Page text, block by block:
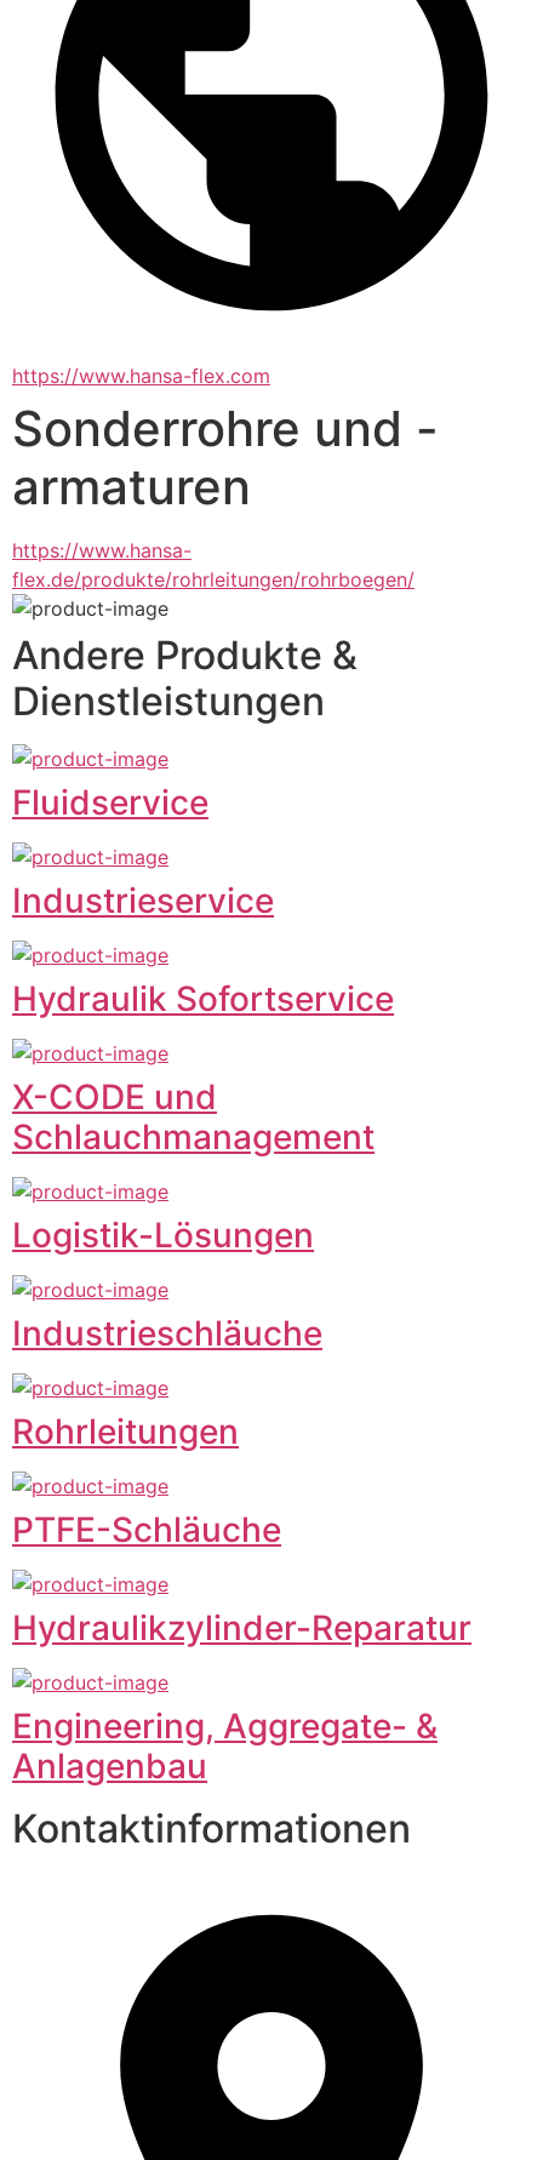
https://www.hansa-flex.com
Sonderrohre und -
armaturen
https://www.hansa-
flex.de/produkte/rohrleitungen/rohrboegen/
Andere Produkte &
Dienstleistungen
Fluidservice
Industrieservice
Hydraulik Sofortservice
X-CODE und
Schlauchmanagement
Logistik-Lösungen
Industrieschläuche
Rohrleitungen
PTFE-Schläuche
Hydraulikzylinder-Reparatur
Engineering, Aggregate- &
Anlagenbau
Kontaktinformationen